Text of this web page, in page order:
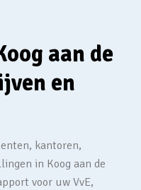
aan de
en
kantoren,
in Koog aan de
voor uw VvE,